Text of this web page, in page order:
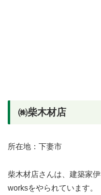
㈱柴木材店
所在地：下妻市
柴木材店さんは、建築家
worksをやられています。